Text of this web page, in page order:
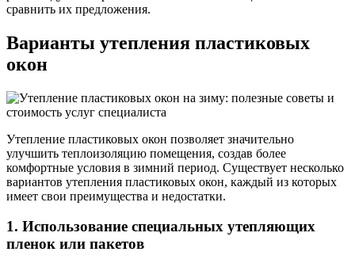
сравнить их предложения.
Варианты утепления пластиковых
окон
Утепление пластиковых окон позволяет значительно
улучшить теплоизоляцию помещения, создав более
комфортные условия в зимний период. Существует несколько
вариантов утепления пластиковых окон, каждый из которых
имеет свои преимущества и недостатки.
1. Использование специальных утепляющих
пленок или пакетов